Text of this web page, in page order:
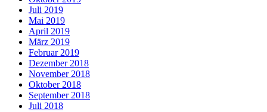
Juli 2019
Mai 2019
April 2019
März 2019
Februar 2019
Dezember 2018
November 2018
Oktober 2018
September 2018
Juli 2018